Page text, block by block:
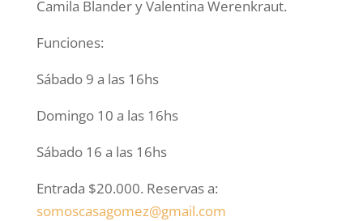
Camila Blander y Valentina Werenkraut.
Funciones:
Sábado 9 a las 16hs
Domingo 10 a las 16hs
Sábado 16 a las 16hs
Entrada $20.000. Reservas a:
somoscasagomez@gmail.com